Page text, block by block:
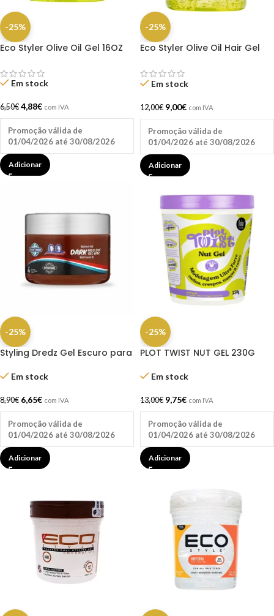
-25%
Eco Styler Olive Oil Gel 16OZ
Em stock
6,50€ 4,88€ com IVA
Promoção válida de
01/04/2026 até 30/08/2026
Adicionar
-25%
Eco Styler Olive Oil Hair Gel
Em stock
12,00€ 9,00€ com IVA
Promoção válida de
01/04/2026 até 30/08/2026
Adicionar
-25%
Styling Dredz Gel Escuro para
Fixação Forte 250ml
Em stock
8,90€ 6,65€ com IVA
Promoção válida de
01/04/2026 até 30/08/2026
Adicionar
-25%
PLOT TWIST NUT GEL 230G
Em stock
13,00€ 9,75€ com IVA
Promoção válida de
01/04/2026 até 30/08/2026
Adicionar